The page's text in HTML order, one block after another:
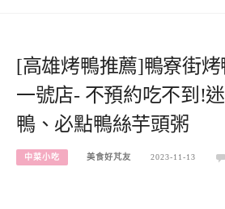
[高雄烤鴨推薦]鴨寮街
一號店- 不預約吃不到!
鴨、必點鴨絲芋頭粥
中菜小吃 美食好芃友 2023-11-13